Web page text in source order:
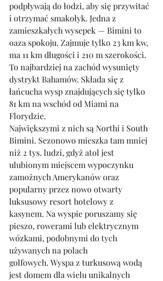
podpływają do łodzi, aby się przywitać
i otrzymać smakołyk. Jedna z
zamieszkałych wysepek — Bimini to
oaza spokoju. Zajmuje tylko 23 km kw,
ma 11 km długości i 210 m szerokości.
To najbardziej na zachód wysunięty
dystrykt Bahamów. Składa się z
łańcucha wysp znajdujących się tylko
81 km na wschód od Miami na
Florydzie.
Największymi z nich są Northi i South
Bimini. Sezonowo mieszka tam mniej
niż 2 tys. ludzi, gdyż atol jest
ulubionym miejscem wypoczynku
zamożnych Amerykanów oraz
popularny przez nowo otwarty
luksusowy resort hotelowy z
kasynem. Na wyspie poruszamy się
pieszo, rowerami lub elektrycznym
wózkami, podobnymi do tych
używanych na polach
golfowych. Wyspa z turkusową wodą
jest domem dla wielu unikalnych